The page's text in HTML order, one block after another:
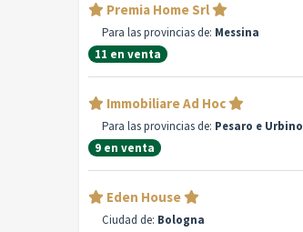
Premia Home Srl
Para las provincias de: Messina
11 en venta
Immobiliare Ad Hoc
Para las provincias de: Pesaro e Urbino
9 en venta
Eden House
Ciudad de: Bologna